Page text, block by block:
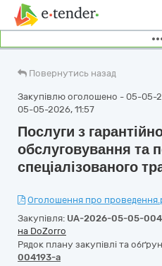
Повернутись назад
Закупівлю оголошено - 05-05-
05-05-2026, 11:57
Послуги з
обслуговування та
спеціалізованого
Оголошення про
Закупівля: UA-2026-05-05-
на DoZorro
Рядок плану закупівлі та
004193-a